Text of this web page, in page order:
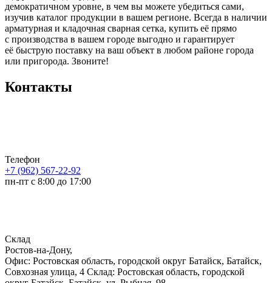
демократичном уровне, в чем вы можете убедиться сами,
изучив каталог продукции в вашем регионе. Всегда в наличии
арматурная и кладочная сварная сетка, купить её прямо
с производства в вашем городе выгодно и гарантирует
её быструю поставку на ваш объект в любом районе города
или пригорода. Звоните!
Контакты
Телефон
+7 (962) 567-22-92
пн-пт с 8:00 до 17:00
Склад
Ростов-на-Дону,
Офис: Ростовская область, городской округ Батайск, Батайск,
Совхозная улица, 4 Склад: Ростовская область, городской